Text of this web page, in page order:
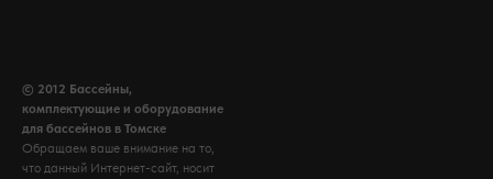
© 2012 Бассейны,
комплектующие и оборудование
для бассейнов в Томске
Обращаем ваше внимание на то,
что данный Интернет-сайт, носит